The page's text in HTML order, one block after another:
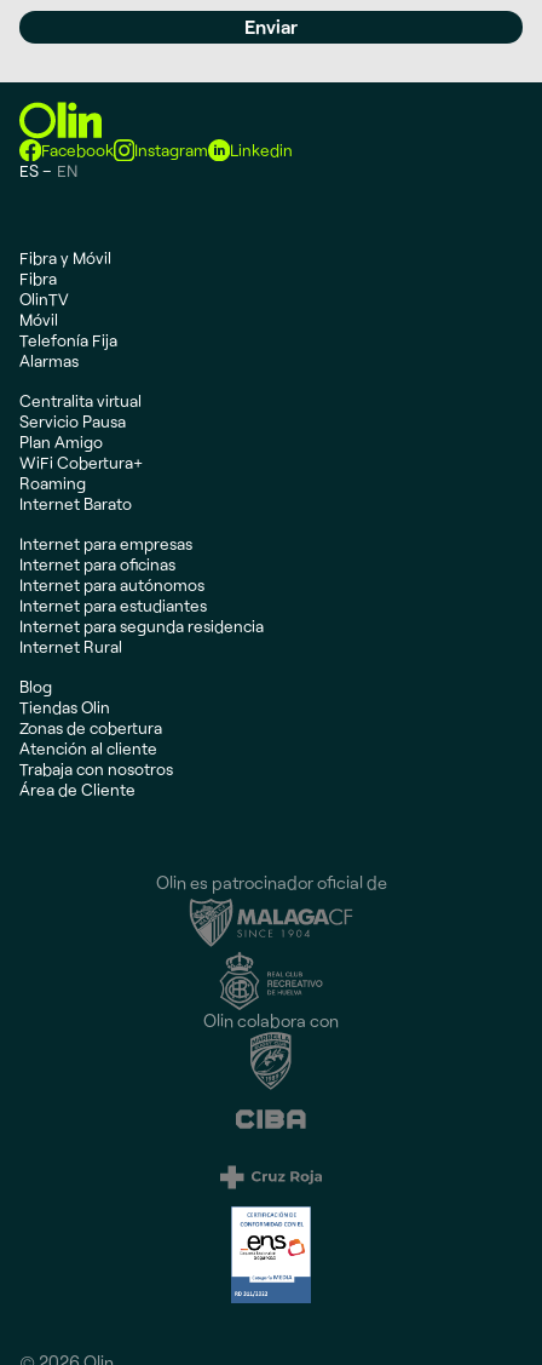
Facebook Instagram
Linkedin
ES
EN
Fibra y Móvil
Fibra
OlinTV
Móvil
Telefonía Fija
Alarmas
Centralita virtual
Servicio Pausa
Plan Amigo
WiFi Cobertura+
Roaming
Internet Barato
Internet para empresas
Internet para oficinas
Internet para autónomos
Internet para estudiantes
Internet para segunda residencia
Internet Rural
Blog
Tiendas Olin
Zonas de cobertura
Atención al cliente
Trabaja con nosotros
Área de Cliente
Olin es patrocinador oficial de
Olin colabora con